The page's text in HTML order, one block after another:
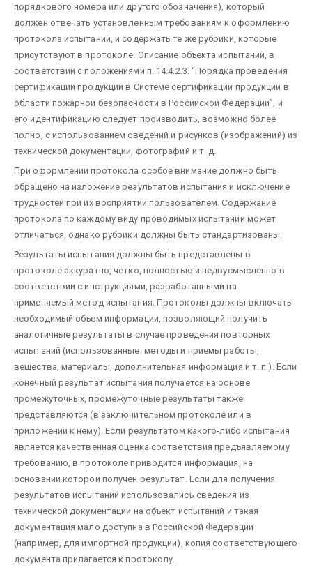
порядкового номера или другого обозначения), который
должен отвечать установленным требованиям к оформлению
протокола испытаний, и содержать те же рубрики, которые
присутствуют в протоколе. Описание объекта испытаний, в
соответствии с положениями п. 14.4.2.3. “Порядка проведения
сертификации продукции в Системе сертификации продукции в
области пожарной безопасности в Российской Федерации”, и
его идентификацию следует производить, возможно более
полно, с использованием сведений и рисунков (изображений) из
технической документации, фотографий и т. д.
При оформлении протокола особое внимание должно быть
обращено на изложение результатов испытания и исключение
трудностей при их восприятии пользователем. Содержание
протокола по каждому виду проводимых испытаний может
отличаться, однако рубрики должны быть стандартизованы.
Результаты испытания должны быть представлены в
протоколе аккуратно, четко, полностью и недвусмысленно в
соответствии с инструкциями, разработанными на
применяемый метод испытания. Протоколы должны включать
необходимый объем информации, позволяющий получить
аналогичные результаты в случае проведения повторных
испытаний (использованные: методы и приемы работы,
вещества, материалы, дополнительная информация и т. п.). Если
конечный результат испытания получается на основе
промежуточных, промежуточные результаты также
представляются (в заключительном протоколе или в
приложении к нему). Если результатом какого-либо испытания
является качественная оценка соответствия предъявляемому
требованию, в протоколе приводится информация, на
основании которой получен результат. Если для получения
результатов испытаний использовались сведения из
технической документации на объект испытаний и такая
документация мало доступна в Российской Федерации
(например, для импортной продукции), копия соответствующего
документа прилагается к протоколу.